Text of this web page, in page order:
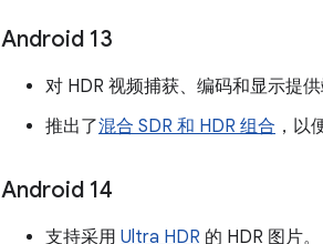
Android 13
对 HDR 视频捕获、编码和显示提供
推出了混合 SDR 和 HDR 组合 ，以
Android 14
支持采用 Ultra HDR 的 HDR 图片。